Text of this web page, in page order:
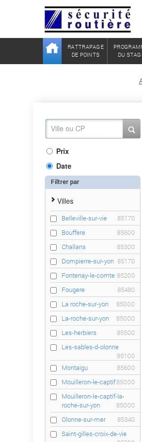
RATTRAPAGE
DE POINTS
DU
Prix
Date
Filtrer par
Villes
Belleville-sur-vie
85170
Bouffere
85600
Challans
85300
Dompierre-sur-yon 85170
Fontenay-le-comte 85200
Fougere
85480
La roche-sur-yon
85000
La-roche-sur-yon
85000
Les-herbiers
85500
Les-sables-d-olonne
85100
Montaigu
85600
Mouilleron-le-captif85000
Mouilleron-le-captif-la-
roche-sur-yon
85000
Olonne-sur-mer
85340
Saint-gilles-croix-de-vie